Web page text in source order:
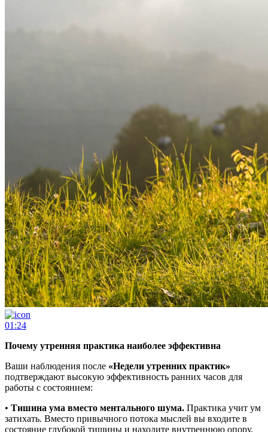
01:24
Почему утренняя практика наиболее эффективна
Ваши наблюдения после «Недели утренних практик»
подтверждают высокую эффективность ранних часов для
работы с состоянием:
• Тишина ума вместо ментального шума. Практика учит ум
затихать. Вместо привычного потока мыслей вы входите в
состояние глубокой тишины и находите внутреннюю опору,